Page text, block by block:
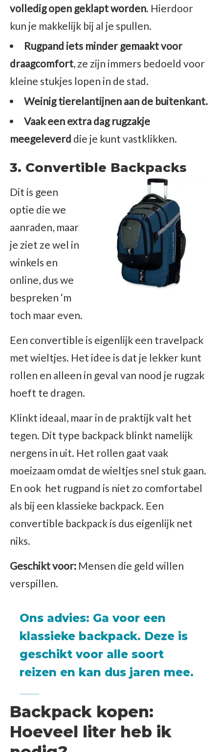
volledig open geklapt worden. Hierdoor
kun je makkelijk bij al je spullen.
Rugpand iets minder gemaakt voor
draagcomfort, ze zijn immers bedoeld voor
kleine stukjes lopen in de stad.
Weinig tierelantijnen aan de buitenkant.
Vaak een extra dag rugzakje
meegeleverd die je kunt vastklikken.
3. Convertible Backpacks
Dit is geen
optie die we
aanraden, maar
je ziet ze wel in
winkels en
online, dus we
bespreken ‘m
toch maar even.
Een convertible is eigenlijk een travelpack
met wieltjes. Het idee is dat je lekker kunt
rollen en alleen in geval van nood je rugzak
hoeft te dragen.
Klinkt ideaal, maar in de praktijk valt het
tegen. Dit type backpack blinkt namelijk
nergens in uit. Het rollen gaat vaak
moeizaam omdat de wieltjes snel stuk gaan.
En ook het rugpand is niet zo comfortabel
als bij een klassieke backpack. Een
convertible backpack is dus eigenlijk net
niks.
Geschikt voor: Mensen die geld willen
verspillen.
Ons advies: Ga voor een
klassieke backpack. Deze is
geschikt voor alle soort
reizen en kan dus jaren mee.
Backpack kopen:
Hoeveel liter heb ik